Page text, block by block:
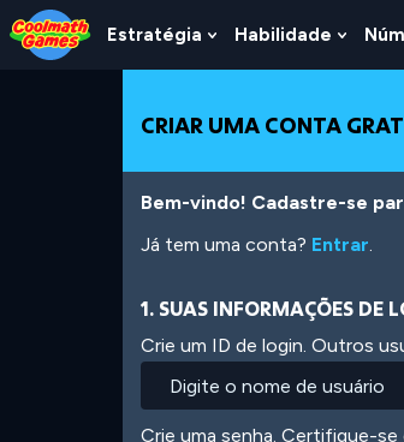
Skip
to
Top
Skip
to
Navigation
Skip
to
Main
Skip
to
Footer
para
Estratégia Show
Submenu
Estratégia
Habilidade Show
CRIAR UMA CONTA
Bem-vindo! Cadastre-se
Já tem uma conta? Entrar.
1. SUAS INFORMAÇÕES DE
Crie um ID de login. Outros
Crie uma senha. Certifique-se